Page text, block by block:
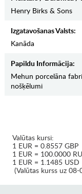
Henry Birks & Sons
Izgatavošanas Valsts:
Kanāda
Papildu Informācija:
Mehun porcelāna
nošķēlumi
Valūtas kursi:
1 EUR = 0.8557 GBP
1 EUR = 100.0000
1 EUR = 1.1485 USD
(Valūtas kurss uz